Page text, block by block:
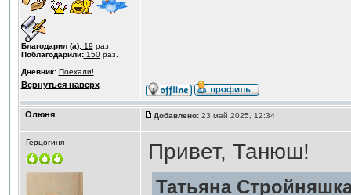
Благодарил (а):19 раз.
Поблагодарили:150раз.
Дневник: Поехали!
Вернуться наверх
Олюня Добавлено:23 май 2025, 12:34
Герцогиня Привет, Танюш!
Татьяна